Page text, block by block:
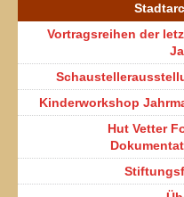
Vortragsreihen der
Kinderworkshop
Hut Vetter